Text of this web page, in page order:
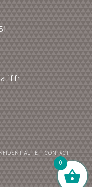
CONTACT
0